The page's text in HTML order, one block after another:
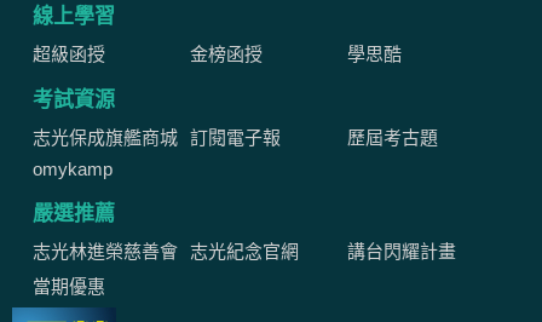
線上學習
超級函授 金榜函授 學思酷
考試資源
志光保成旗艦商城 訂閱電子報
歷屆考古題
omykamp
嚴選推薦
志光林進榮慈善會 志光紀念官網
講台閃耀計畫
當期優惠